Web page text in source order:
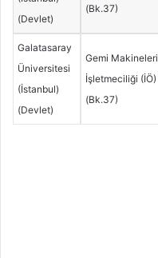
(Devlet)
(Bk.37)
Galatasaray
Üniversitesi
(İstanbul)
(Devlet)
Gemi Makineleri
İşletmeciliği (İÖ)
(Bk.37)